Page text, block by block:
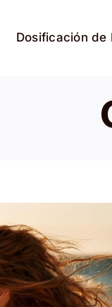
Dosificación de